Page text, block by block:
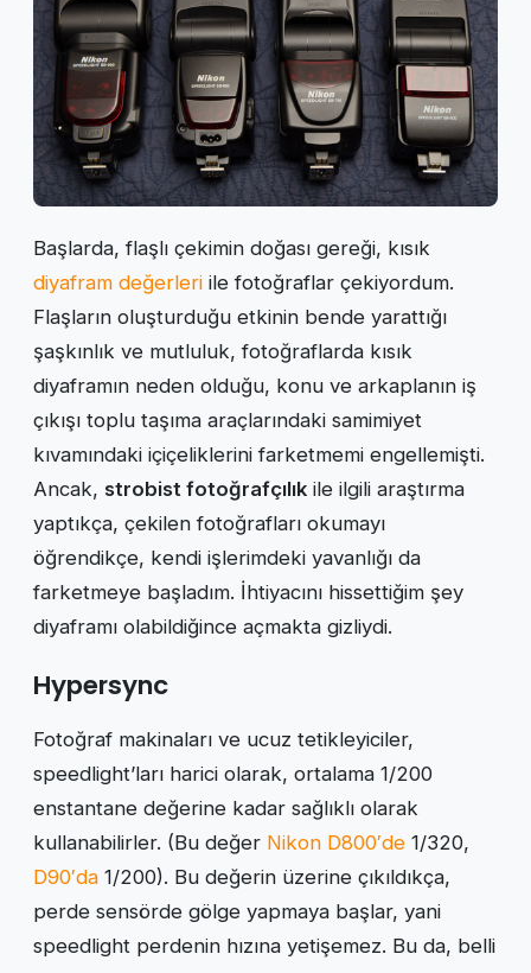
Başlarda, flaşlı çekimin doğası gereği, kısık
diyafram değerleri ile fotoğraflar çekiyordum.
Flaşların oluşturduğu etkinin bende yarattığı
şaşkınlık ve mutluluk, fotoğraflarda kısık
diyaframın neden olduğu, konu ve arkaplanın iş
çıkışı toplu taşıma araçlarındaki samimiyet
kıvamındaki içiçeliklerini farketmemi engellemişti.
Ancak, strobist fotoğrafçılık ile ilgili araştırma
yaptıkça, çekilen fotoğrafları okumayı
öğrendikçe, kendi işlerimdeki yavanlığı da
farketmeye başladım. İhtiyacını hissettiğim şey
diyaframı olabildiğince açmakta gizliydi.
Hypersync
Fotoğraf makinaları ve ucuz tetikleyiciler,
speedlight’ları harici olarak, ortalama 1/200
enstantane değerine kadar sağlıklı olarak
kullanabilirler. (Bu değer Nikon D800′de 1/320,
D90′da 1/200). Bu değerin üzerine çıkıldıkça,
perde sensörde gölge yapmaya başlar, yani
speedlight perdenin hızına yetişemez. Bu da, belli